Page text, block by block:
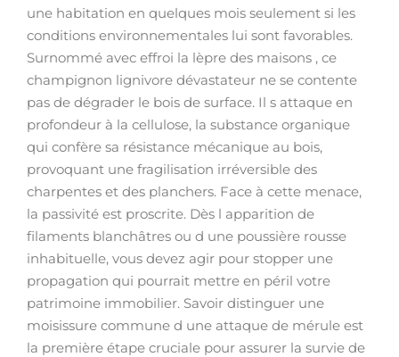
une habitation en quelques mois seulement si les
conditions environnementales lui sont favorables.
Surnommé avec effroi la lèpre des maisons , ce
champignon lignivore dévastateur ne se contente
pas de dégrader le bois de surface. Il s attaque en
profondeur à la cellulose, la substance organique
qui confère sa résistance mécanique au bois,
provoquant une fragilisation irréversible des
charpentes et des planchers. Face à cette menace,
la passivité est proscrite. Dès l apparition de
filaments blanchâtres ou d une poussière rousse
inhabituelle, vous devez agir pour stopper une
propagation qui pourrait mettre en péril votre
patrimoine immobilier. Savoir distinguer une
moisissure commune d une attaque de mérule est
la première étape cruciale pour assurer la survie de